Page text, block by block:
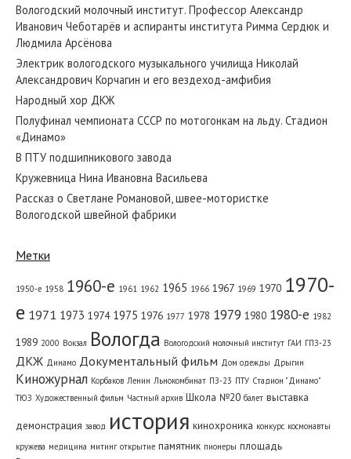
Вологодский молочный институт. Профессор Александр
Иванович Чеботарёв и аспиранты института Римма Сердюк и
Людмила Арсёнова
Электрик вологодского музыкального училища Николай
Александрович Корчагин и его вездеход-амфибия
Народный хор ДКЖ
Полуфинал чемпионата СССР по мотогонкам на льду. Стадион
«Динамо»
В ПТУ подшипникового завода
Кружевница Нина Ивановна Васильева
Рассказ о Светлане Романовой, швее-мотористке
Вологодской швейной фабрики
Метки
1950-е 1958 1960-е 1961 1962 1965 1966 1967 1969 1970 1970-
е 1971 1973 1974 1975 1976 1977 1978 1979 1980 1980-е 1982
1989 2000 Вокзал Вологда Вологодский молочный институт ГАИ ГПЗ-23
ДКЖ Динамо Документальный фильм Дом одежды Дрыгин
Киножурнал Корбаков Ленин Льнокомбинат ПЗ-23 ПТУ Стадион "Динамо"
ТЮЗ Художественный фильм Частный архив Школа №20 балет выставка
демонстрация завод история кинохроника конкурс космонавты
кружева медицина митинг открытие памятник пионеры площадь